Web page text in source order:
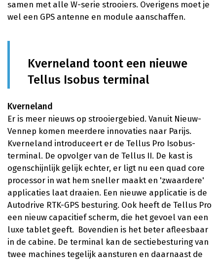
samen met alle W-serie strooiers. Overigens moet je
wel een GPS antenne en module aanschaffen.
Kverneland toont een nieuwe
Tellus Isobus terminal
Kverneland
Er is meer nieuws op strooiergebied. Vanuit Nieuw-
Vennep komen meerdere innovaties naar Parijs.
Kverneland introduceert er de Tellus Pro Isobus-
terminal. De opvolger van de Tellus II. De kast is
ogenschijnlijk gelijk echter, er ligt nu een quad core
processor in wat hem sneller maakt en 'zwaardere'
applicaties laat draaien. Een nieuwe applicatie is de
Autodrive RTK-GPS besturing. Ook heeft de Tellus Pro
een nieuw capacitief scherm, die het gevoel van een
luxe tablet geeft. Bovendien is het beter afleesbaar
in de cabine. De terminal kan de sectiebesturing van
twee machines tegelijk aansturen en daarnaast de